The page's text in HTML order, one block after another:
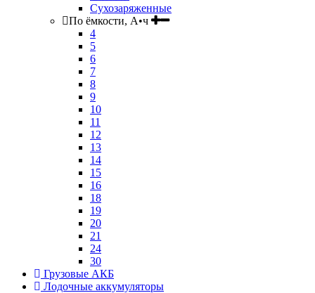
Сухозаряженные
По ёмкости, А•ч
4
5
6
7
8
9
10
11
12
13
14
15
16
18
19
20
21
24
30
Грузовые АКБ
Лодочные аккумуляторы